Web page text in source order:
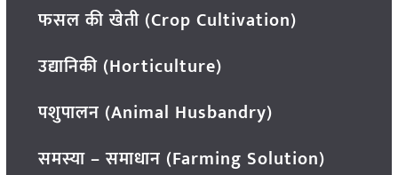
फसल की खेती (Crop Cultivation)
उद्यानिकी (Horticulture)
पशुपालन (Animal Husbandry)
समस्या – समाधान (Farming Solution)